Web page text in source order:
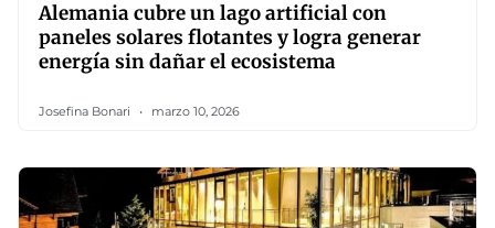
Alemania cubre un lago artificial con
paneles solares flotantes y logra generar
energía sin dañar el ecosistema
Josefina Bonari marzo 10, 2026